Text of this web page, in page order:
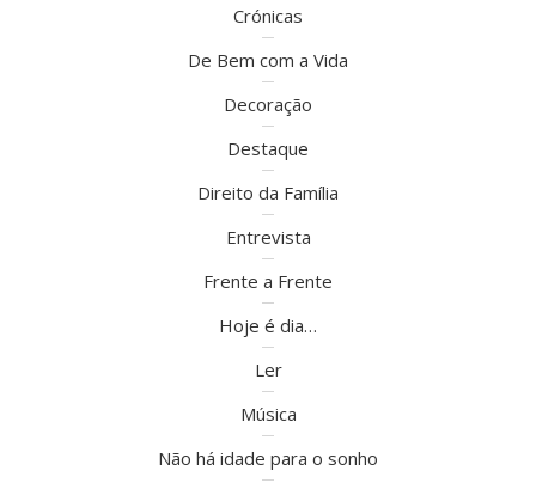
Crónicas
De Bem com a Vida
Decoração
Destaque
Direito da Família
Entrevista
Frente a Frente
Hoje é dia…
Ler
Música
Não há idade para o sonho